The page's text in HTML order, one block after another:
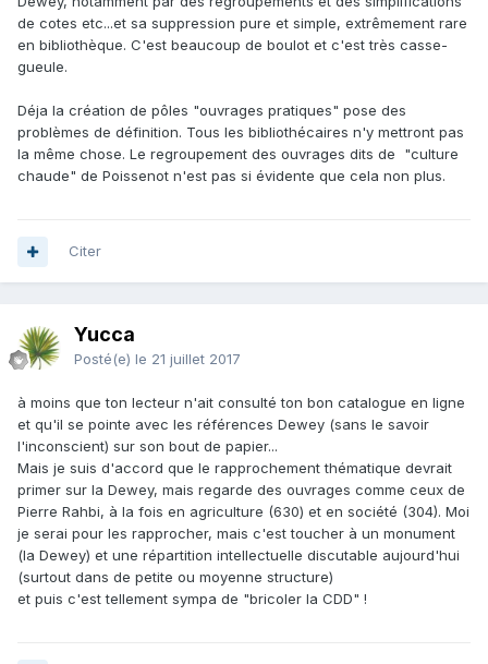
de cotes etc...et sa suppression pure et simple, extrêmement rare
en bibliothèque. C'est beaucoup de boulot et c'est très casse-
gueule.
Déja la création de pôles "ouvrages pratiques" pose des
problèmes de définition. Tous les bibliothécaires n'y mettront pas
la même chose. Le regroupement des ouvrages dits de "culture
chaude" de Poissenot n'est pas si évidente que cela non plus.
Citer
Yucca
Posté(e) le 21 juillet 2017
à moins que ton lecteur n'ait consulté ton bon catalogue en ligne
et qu'il se pointe avec les références Dewey (sans le savoir
l'inconscient) sur son bout de papier...
Mais je suis d'accord que le rapprochement thématique devrait
primer sur la Dewey, mais regarde des ouvrages comme ceux de
Pierre Rahbi, à la fois en agriculture (630) et en société (304). Moi
je serai pour les rapprocher, mais c'est toucher à un monument
(la Dewey) et une répartition intellectuelle discutable aujourd'hui
(surtout dans de petite ou moyenne structure)
et puis c'est tellement sympa de "bricoler la CDD" !